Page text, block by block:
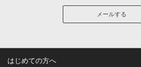
メールする
はじめての方へ